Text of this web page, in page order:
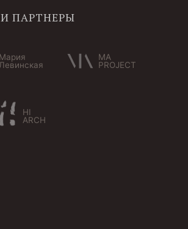
ПАРТНЕРЫ
Мария
MA
PROJECT
HI
ARCH